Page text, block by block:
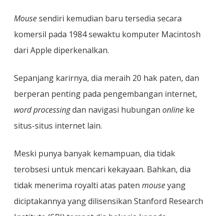
Mousesendiri kemudian baru tersedia secara
komersil pada 1984 sewaktu komputer Macintosh
dari Apple diperkenalkan.
Sepanjang karirnya, dia meraih 20 hak paten, dan
berperan penting pada pengembangan internet,
word processingdan navigasi hubungan online ke
situs-situs internet lain.
Meski punya banyak kemampuan, dia tidak
terobsesi untuk mencari kekayaan. Bahkan, dia
tidak menerima royalti atas paten mouseyang
diciptakannya yang dilisensikan Stanford Research